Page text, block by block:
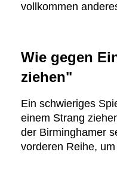
vollkommen
Wie gegen
ziehen"
Ein schwieriges
einem Strang
der Birminghamer
vorderen Reihe,